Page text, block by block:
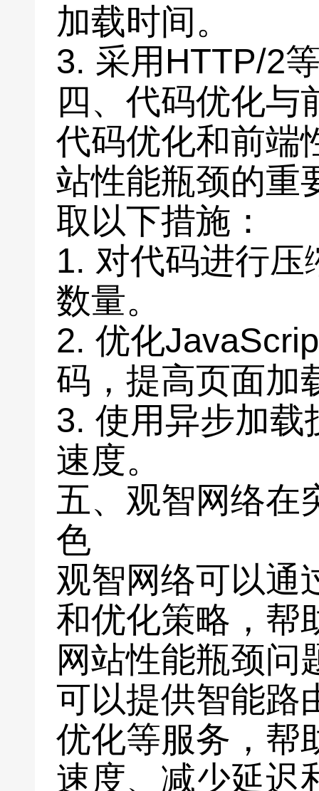
加载时间。
3. 采用HTTP/2
四、代码优化与
代码优化和前端
站性能瓶颈的重
取以下措施：
1. 对代码进行压
数量。
2. 优化
码，提高页面加
3. 使用异步加载
速度。
五、观智网络在
色
观智网络可以通
和优化策略，帮
网站性能瓶颈问
可以提供智能路
优化等服务，帮
速度、减少延迟